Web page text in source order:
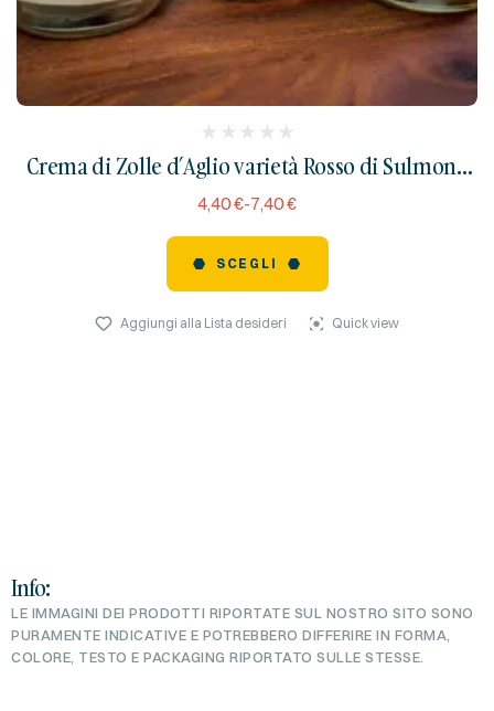
Crema di Zolle d’Aglio varietà Rosso di Sulmona
al Peperoncino
reviews)
4,40€-7,40€
SCEGLI
Aggiungi alla Lista desideri Quick view
Info:
LE IMMAGINI DEI PRODOTTI RIPORTATE SUL NOSTRO SITO SONO
PURAMENTE INDICATIVE E POTREBBERO DIFFERIRE IN FORMA,
COLORE, TESTO E PACKAGING RIPORTATO SULLE STESSE.